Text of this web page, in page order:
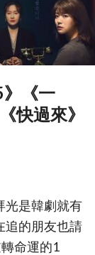
》《一
快過來》
光是韓劇就有
追的朋友也請
命運的1